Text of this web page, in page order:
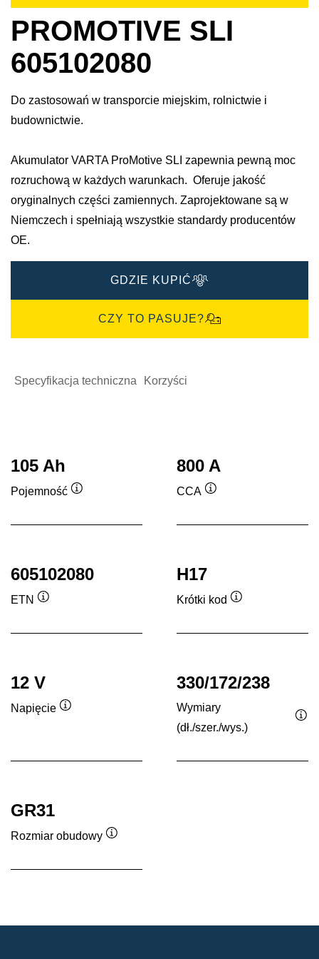
PROMOTIVE SLI
605102080
Do zastosowań w transporcie miejskim, rolnictwie i
budownictwie.
Akumulator VARTA ProMotive SLI zapewnia pewną moc
rozruchową w każdych warunkach. Oferuje jakość
oryginalnych części zamiennych. Zaprojektowane są w
Niemczech i spełniają wszystkie standardy producentów
OE.
GDZIE KUPIĆ
CZY TO PASUJE?
Specyfikacja techniczna Korzyści
105 Ah
Pojemność
800 A
CCA
605102080
ETN
H17
Krótki kod
12 V
Napięcie
330/172/238
Wymiary
(dł./szer./wys.)
GR31
Rozmiar obudowy